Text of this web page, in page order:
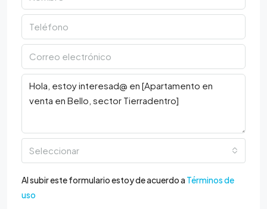
Seleccionar
Al subir este formulario estoy de acuerdo a Términos de
uso